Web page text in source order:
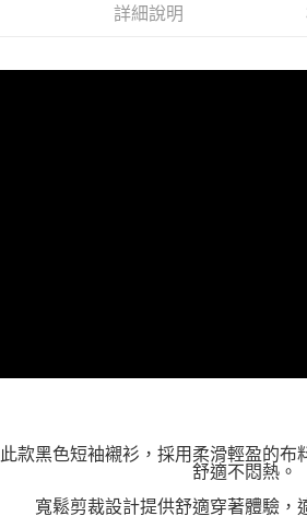
https://aftee.tw/terms/#terms3
任。
詳細說明
此款黑色短袖襯衫，採用柔滑輕盈的布
舒適不悶熱。
寬鬆剪裁設計提供舒適穿著體驗，